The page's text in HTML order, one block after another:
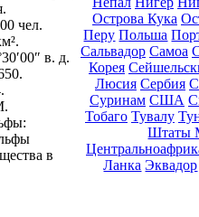
чел.
в. д.
в
Острова Кука
Перу Польша
Сальвадор Самоа
Корея
Люсия Сербия
Суринам США
Тобаго Тувалу
Штаты
Ланка Эквадор